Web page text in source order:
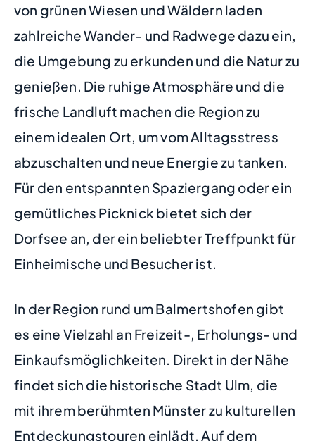
von grünen Wiesen und Wäldern laden
zahlreiche Wander- und Radwege dazu ein,
die Umgebung zu erkunden und die Natur zu
genießen. Die ruhige Atmosphäre und die
frische Landluft machen die Region zu
einem idealen Ort, um vom Alltagsstress
abzuschalten und neue Energie zu tanken.
Für den entspannten Spaziergang oder ein
gemütliches Picknick bietet sich der
Dorfsee an, der ein beliebter Treffpunkt für
Einheimische und Besucher ist.
In der Region rund um Balmertshofen gibt
es eine Vielzahl an Freizeit-, Erholungs- und
Einkaufsmöglichkeiten. Direkt in der Nähe
findet sich die historische Stadt Ulm, die
mit ihrem berühmten Münster zu kulturellen
Entdeckungstouren einlädt. Auf dem